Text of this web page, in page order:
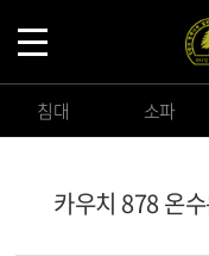
침대 소파
카우치 878 온